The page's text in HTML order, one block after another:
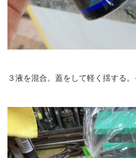
３液を混合。蓋をして軽く揺する。